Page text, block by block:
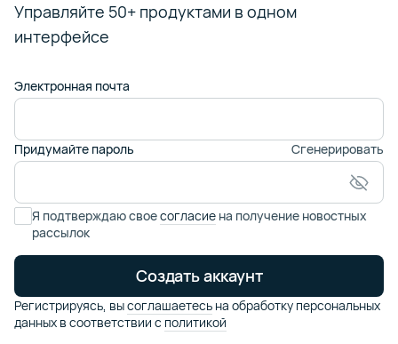
Управляйте 50+ продуктами в одном
интерфейсе
Электронная почта
Придумайте пароль Сгенерировать
Я подтверждаю своесогласие на получение новостных
рассылок
Создать аккаунт
Регистрируясь, высоглашаетесь на обработку персональных
данных в соответствии с политикой